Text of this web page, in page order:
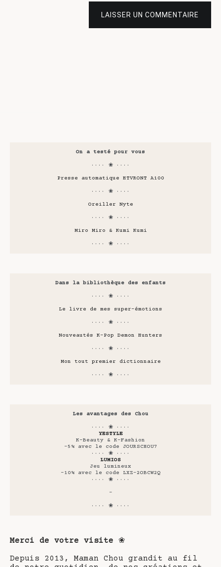
LAISSER UN COMMENTAIRE
On a testé pour vous
···· ❀ ····
Presse automatique HTVRONT A100
···· ❀ ····
Oreiller Nyte
···· ❀ ····
Miro Miro & Kumi Kumi
···· ❀ ····
Dans la bibliothèque des enfants
···· ❀ ····
Le livre de mes super-émotions
···· ❀ ····
Nouveautés K-Pop Demon Hunters
···· ❀ ····
Mon tout premier dictionnaire
···· ❀ ····
Les avantages des Chou
···· ❀ ····
YESTYLE
K-Beauty & K-Fashion
-5% avec le code JOURSCHOU7
···· ❀ ····
LUMIOS
Jeu lumineux
-10% avec le code LXZ-2OBCW2Q
···· ❀ ····
-
···· ❀ ····
Merci de votre visite ❀
Depuis 2013, Maman Chou grandit au fil